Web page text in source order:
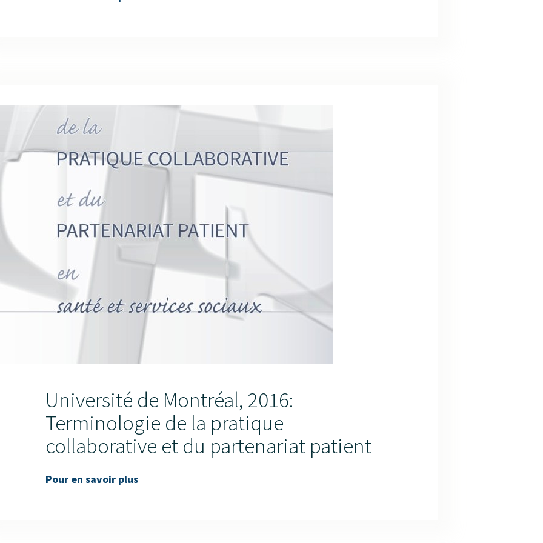
Université de Montréal, 2016:
Terminologie de la pratique
collaborative et du partenariat patient
Pour en savoir plus